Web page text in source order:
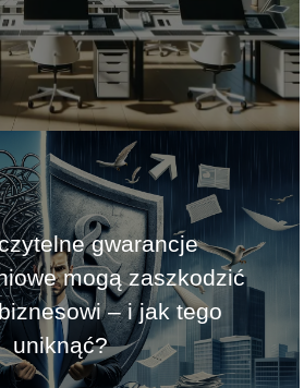
gwarancje
mogą zaszkodzić
– i jak tego
uniknąć?